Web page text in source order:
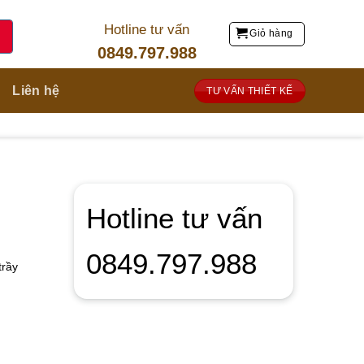
Hotline tư vấn
0849.797.988
Giỏ hàng
Liên hệ TƯ VẤN THIẾT KẾ
Hotline tư vấn
0849.797.988